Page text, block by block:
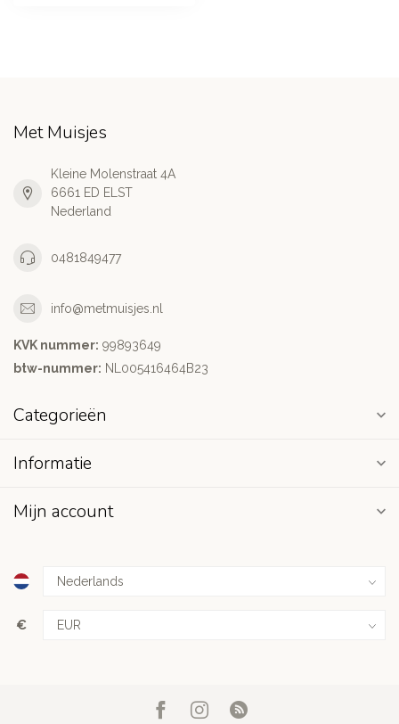
Met Muisjes
Kleine Molenstraat 4A
6661 ED ELST
Nederland
0481849477
info@metmuisjes.nl
KVK nummer: 99893649
btw-nummer: NL005416464B23
Categorieën
Informatie
Mijn account
€